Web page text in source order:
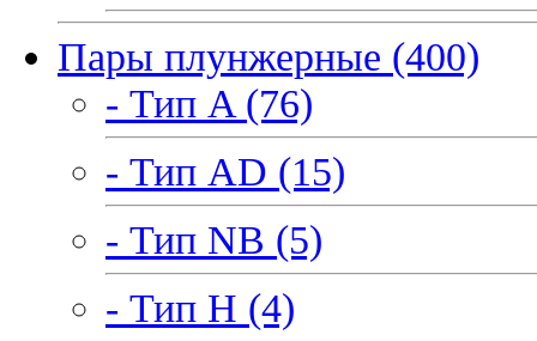
Пары плунжерные (400)
- Тип A (76)
- Тип AD (15)
- Тип NB (5)
- Тип H (4)